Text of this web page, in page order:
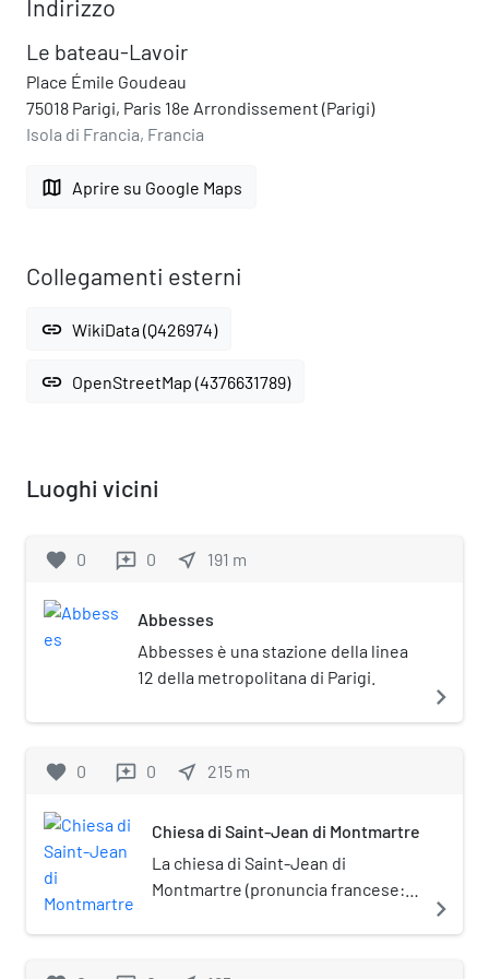
Indirizzo
Le bateau-Lavoir
Place Émile Goudeau
75018 Parigi, Paris 18e Arrondissement (Parigi)
Isola di Francia, Francia
map Aprire su Google Maps
Collegamenti esterni
link WikiData (Q426974)
link OpenStreetMap (4376631789)
Luoghi vicini
favorite 0 reviews 0 near_me 191 m
Abbesses
Abbesses è una stazione della linea
12 della metropolitana di Parigi.
navigate_next
favorite 0 reviews 0 near_me 215 m
Chiesa di Saint-Jean di Montmartre
La chiesa di Saint-Jean di
Montmartre (pronuncia francese:
parrocchiale cattolica situata al 19
navigate_next